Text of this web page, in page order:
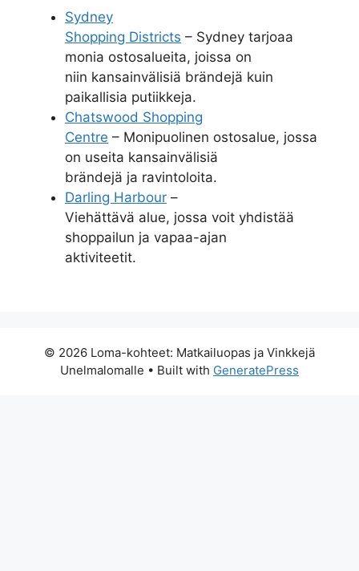
Sydney
Shopping Districts – Sydney tarjoaa
monia ostosalueita, joissa on
niin kansainvälisiä brändejä kuin
paikallisia putiikkeja.
Chatswood Shopping
Centre – Monipuolinen ostosalue, jossa
on useita kansainvälisiä
brändejä ja ravintoloita.
Darling Harbour –
Viehättävä alue, jossa voit yhdistää
shoppailun ja vapaa-ajan
aktiviteetit.
© 2026 Loma-kohteet: Matkailuopas ja Vinkkejä
Unelmalomalle • Built with GeneratePress